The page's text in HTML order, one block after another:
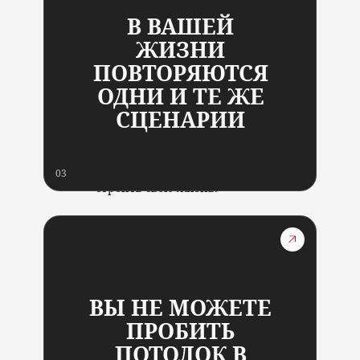
разобраться с влиянием
прошлого;
отпустить старые
отношения и обиды;
перестать жить по
родовым сценариям;
строить свою жизнь.
В ВАШЕЙ
ЖИЗНИ
ПОВТОРЯЮТСЯ
ОДНИ И ТЕ ЖЕ
СЦЕНАРИИ
03
увидеть свои ограничивающие
убеждения;
ВЫ НЕ МОЖЕТЕ
ПРОБИТЬ
ПОТОЛОК В